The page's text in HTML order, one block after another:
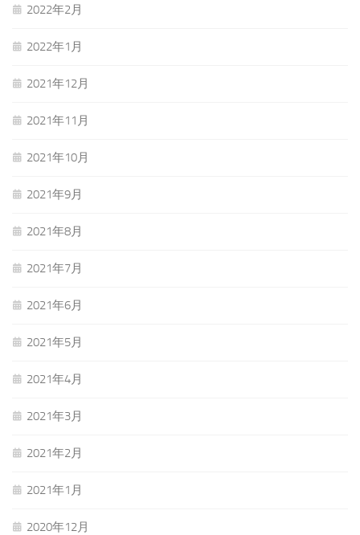
2022年2月
2022年1月
2021年12月
2021年11月
2021年10月
2021年9月
2021年8月
2021年7月
2021年6月
2021年5月
2021年4月
2021年3月
2021年2月
2021年1月
2020年12月